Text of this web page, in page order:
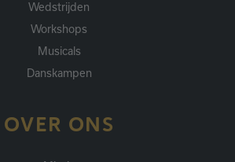
Wedstrijden
Workshops
Musicals
Danskampen
OVER ONS